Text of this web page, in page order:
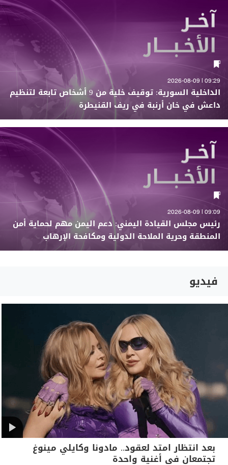
09:29 | 2026-08-09
الداخلية السورية: توقيف خلية من 9 أشخاص تابعة لتنظيم
داعش في خان أرنبة في ريف القنيطرة
09:09 | 2026-08-09
رئيس مجلس القيادة اليمني: دعم اليمن مهم لحماية أمن
المنطقة وحرية الملاحة الدولية ومكافحة الإرهاب
فيديو
بعد انتظار امتد لعقود.. مادونا وكايلي مينوغ
تجتمعان في أغنية واحدة